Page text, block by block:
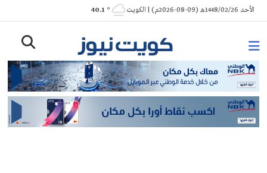
Skip
to
الأحد 1448/02/26هـ (09-08-2026م) | الكويت ° 40.1